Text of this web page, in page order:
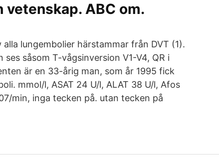
ABC om.
lungembolier härstammar från DVT (1).
såsom T-vågsinversion V1-V4, QR i
är en 33-årig man, som år 1995 fick
mmol/l, ASAT 24 U/l, ALAT 38 U/l, Afos
min, inga tecken på. utan tecken på